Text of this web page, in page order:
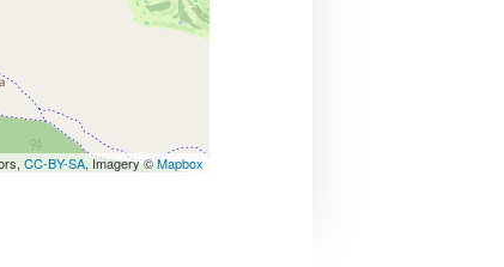
CC-BY-SA, Imagery ©Mapbox